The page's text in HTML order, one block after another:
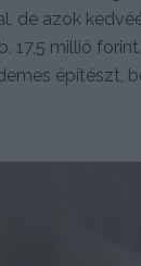
de azok
17,5 millió
építészt,